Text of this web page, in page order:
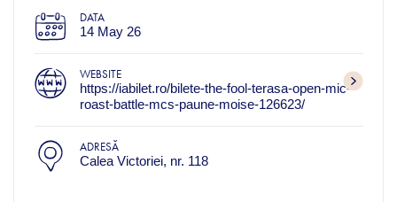
DATA
14 May 26
WEBSITE
https://iabilet.ro/bilete-the-fool-terasa-open-mic-
roast-battle-mcs-paune-moise-126623/
ADRESĂ
Calea Victoriei, nr. 118